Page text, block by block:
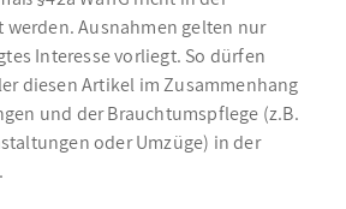
Ausnahmen gelten nur
Interesse vorliegt. So dürfen
diesen Artikel im Zusammenhang
und der Brauchtumspflege (z.B.
oder Umzüge) in der